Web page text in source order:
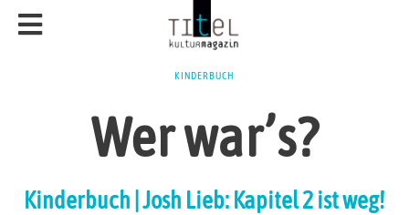
KINDERBUCH
Wer war’s?
Kinderbuch | Josh Lieb: Kapitel 2 ist weg!